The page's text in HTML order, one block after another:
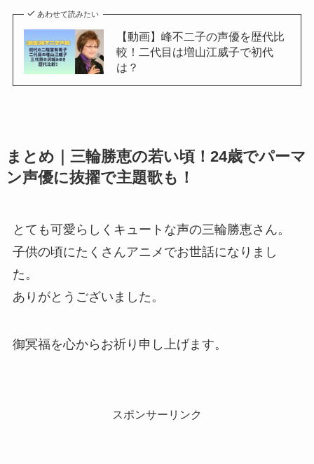
あわせて読みたい
【動画】峰不二子の声優を歴代比
較！二代目は増山江威子で初代
は？
まとめ｜三輪勝恵の若い頃！24歳でパーマ
ン声優に抜擢で主題歌も！
とても可愛らしくキュートな声の三輪勝恵さん。
子供の頃にたくさんアニメでお世話になりまし
た。
ありがとうございました。
御冥福を心からお祈り申し上げます。
スポンサーリンク